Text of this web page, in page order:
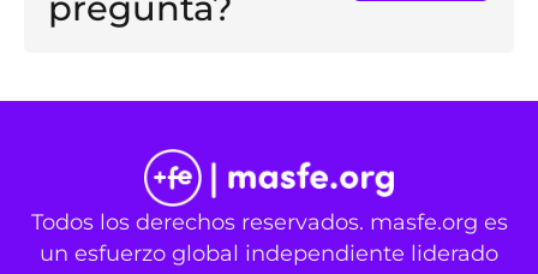
Todos los derechos reservados. masfe.org es
un esfuerzo global independiente liderado